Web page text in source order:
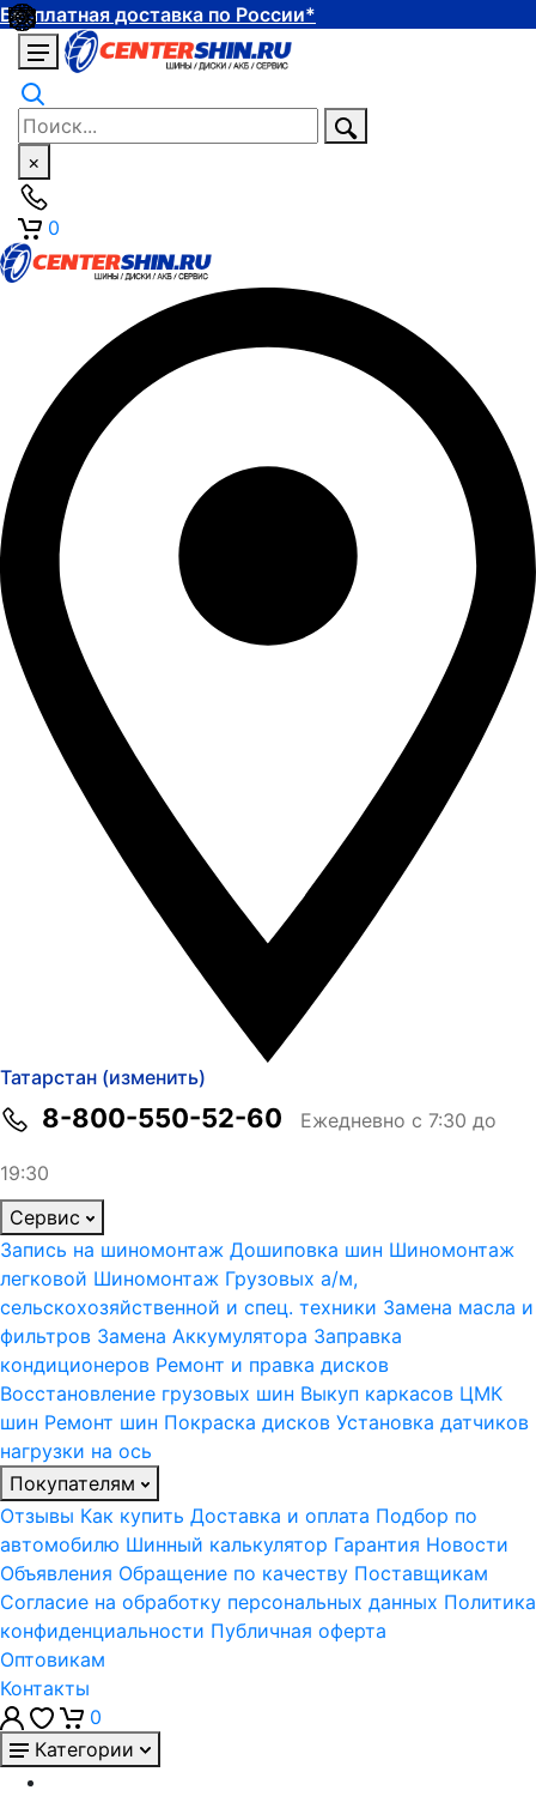
Бесплатная доставка по России*
×
0
Татарстан (изменить)
8-800-550-52-60 Ежедневно с 7:30 до
19:30
Сервис
Запись на шиномонтаж Дошиповка шин Шиномонтаж
легковой Шиномонтаж Грузовых а/м,
сельскохозяйственной и спец. техники Замена масла и
фильтров Замена Аккумулятора Заправка
кондиционеров Ремонт и правка дисков
Восстановление грузовых шин Выкуп каркасов ЦМК
шин Ремонт шин Покраска дисков Установка датчиков
нагрузки на ось
Покупателям
Отзывы Как купить Доставка и оплата Подбор по
автомобилю Шинный калькулятор Гарантия Новости
Объявления Обращение по качеству Поставщикам
Согласие на обработку персональных данных Политика
конфиденциальности Публичная оферта
Оптовикам
Контакты
0
Категории